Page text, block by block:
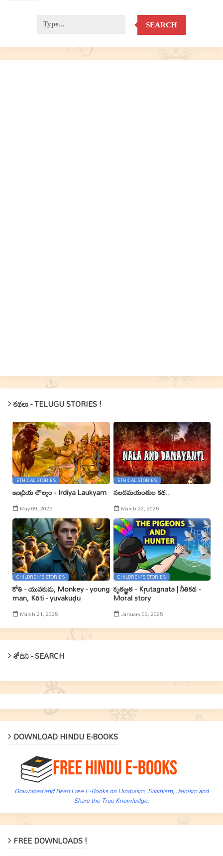
SEARCH
కథలు - TELUGU STORIES !
ETHICAL STORIES
ఇంద్రియ లౌల్యం - Irdiya Laukyam
May 09, 2025
ETHICAL STORIES
నలదమయంతుల కథ..
March 22, 2025
CHILDREN'S STORIES
కోతి - యువకుడు, Monkey - young
man, Kōti - yuvakuḍu
March 21, 2025
CHILDREN'S STORIES
కృతజ్ఞత - Kr̥utagnata | నీతికథ -
Moral story
January 03, 2025
శోదిని - SEARCH
DOWNLOAD HINDU E-BOOKS
Download and Read Free E-Books on Hinduism, Sikkhism, Jainism and
Share the True Knowledge.
FREE DOWNLOADS !